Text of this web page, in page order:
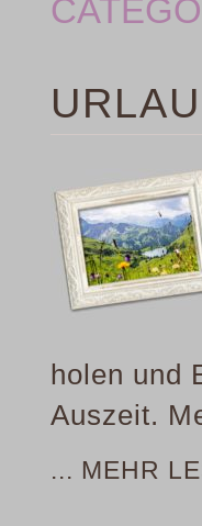
holen und
Auszeit.
... MEHR